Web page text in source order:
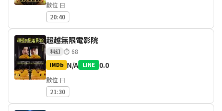
數位 日
20:40
超越無限電影院
科幻 ⏱ 68
IMDb N/A LINE 0.0
數位 日
21:30